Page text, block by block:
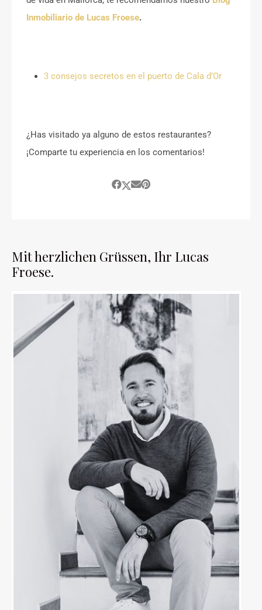
Inmobiliario de Lucas Froese.
3 consejos secretos en el puerto de Cala d’Or
¿Has visitado ya alguno de estos restaurantes?
¡Comparte tu experiencia en los comentarios!
Mit herzlichen Grüssen, Ihr Lucas
Froese.